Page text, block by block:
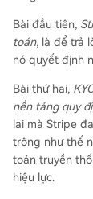
không chỉ ở
ỏi một cách
KYA. Tác giả thừa nhận rằng trách nhiệm pháp l
g mạng lưới
yên nguồn
ua mật mã học. Kết luận: Hình thái
ếp theo sẽ
g ở lớp
Bài đầu tiên,
toán, là để trả
nó quyết định
Bài thứ hai,
nền tảng quy
lai mà Stripe
trông như thế
toán truyền
hiệu lực.